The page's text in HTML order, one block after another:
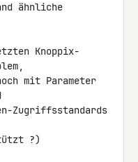
ähnliche
Knoppix-
mit Parameter
Zugriffsstandards
?)